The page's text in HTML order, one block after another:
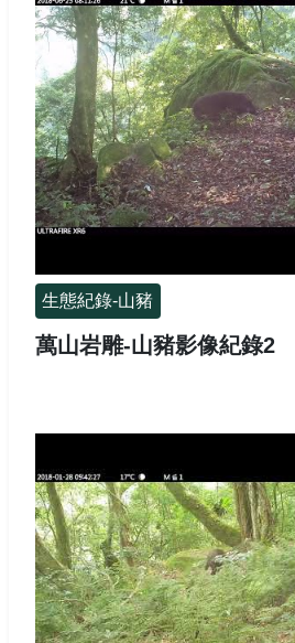
生態紀錄-山豬
萬山岩雕-山豬影像紀錄2